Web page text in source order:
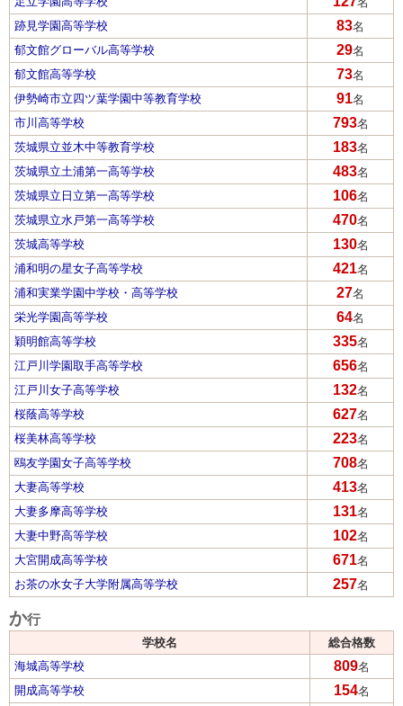
跡見学園高等学校
83名
郁文館グローバル高等学校
29名
郁文館高等学校
73名
伊勢崎市立四ツ葉学園中等教育学校
91名
市川高等学校
793名
茨城県立並木中等教育学校
183名
茨城県立土浦第一高等学校
483名
茨城県立日立第一高等学校
106名
茨城県立水戸第一高等学校
470名
茨城高等学校
130名
浦和明の星女子高等学校
421名
浦和実業学園中学校・高等学校
27名
栄光学園高等学校
64名
穎明館高等学校
335名
江戸川学園取手高等学校
656名
江戸川女子高等学校
132名
桜蔭高等学校
627名
桜美林高等学校
223名
鴎友学園女子高等学校
708名
大妻高等学校
413名
大妻多摩高等学校
131名
大妻中野高等学校
102名
大宮開成高等学校
671名
お茶の水女子大学附属高等学校
257名
か行
学校名
総合格数
海城高等学校
809名
開成高等学校
154名